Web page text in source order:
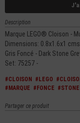
Description
Marque LEGO® Cloison -
Dimensions: 0.8x1.6x1 cms
Gris Foncé - Dark Stone
Set: 75257 -
#CLOISON #LEGO
#MARQUE #FONCE #STONE
Partager ce produit